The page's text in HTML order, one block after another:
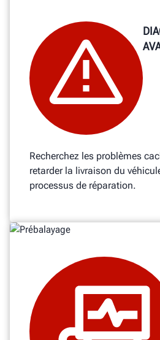
Recherchez les problèmes
retarder la livraison du
processus de réparation.